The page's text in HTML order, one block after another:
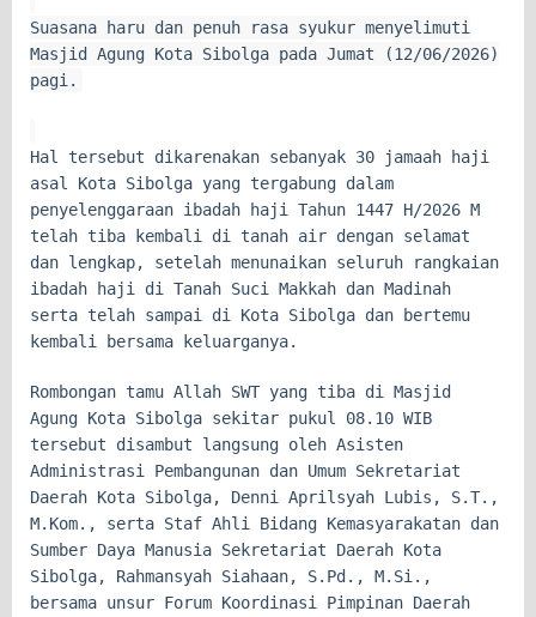
Suasana haru dan penuh rasa syukur menyelimuti
Masjid Agung Kota Sibolga pada Jumat (12/06/2026)
pagi.
Hal tersebut dikarenakan sebanyak 30 jamaah haji
asal Kota Sibolga yang tergabung dalam
penyelenggaraan ibadah haji Tahun 1447 H/2026 M
telah tiba kembali di tanah air dengan selamat
dan lengkap, setelah menunaikan seluruh rangkaian
ibadah haji di Tanah Suci Makkah dan Madinah
serta telah sampai di Kota Sibolga dan bertemu
kembali bersama keluarganya.
Rombongan tamu Allah SWT yang tiba di Masjid
Agung Kota Sibolga sekitar pukul 08.10 WIB
tersebut disambut langsung oleh Asisten
Administrasi Pembangunan dan Umum Sekretariat
Daerah Kota Sibolga, Denni Aprilsyah Lubis, S.T.,
M.Kom., serta Staf Ahli Bidang Kemasyarakatan dan
Sumber Daya Manusia Sekretariat Daerah Kota
Sibolga, Rahmansyah Siahaan, S.Pd., M.Si.,
bersama unsur Forum Koordinasi Pimpinan Daerah